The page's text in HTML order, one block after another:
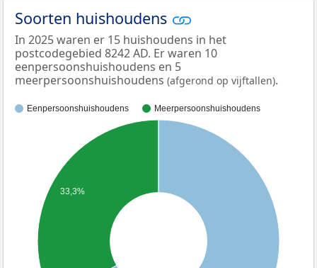
Soorten huishoudens
In 2025 waren er 15 huishoudens in het
postcodegebied 8242 AD. Er waren 10
eenpersoonshuishoudens en 5
meerpersoonshuishoudens (afgerond op vijftallen).
Eenpersoonshuishoudens Meerpersoonshuishoudens
33,3%